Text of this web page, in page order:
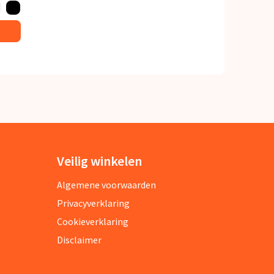
Veilig winkelen
Algemene voorwaarden
Privacyverklaring
Cookieverklaring
Disclaimer